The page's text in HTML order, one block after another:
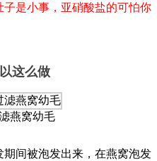
是小事，亚硝酸盐的可怕你
这么做
燕窝幼毛
间被泡发出来，在燕窝泡发